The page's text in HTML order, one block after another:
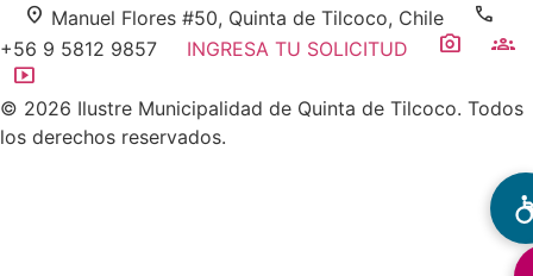
location_on Manuel Flores #50, Quinta de Tilcoco, Chile call
+56 9 5812 9857 INGRESA TU SOLICITUD photo_camera
groups
smart_display
© 2026 Ilustre Municipalidad de Quinta de Tilcoco. Todos
los derechos reservados.